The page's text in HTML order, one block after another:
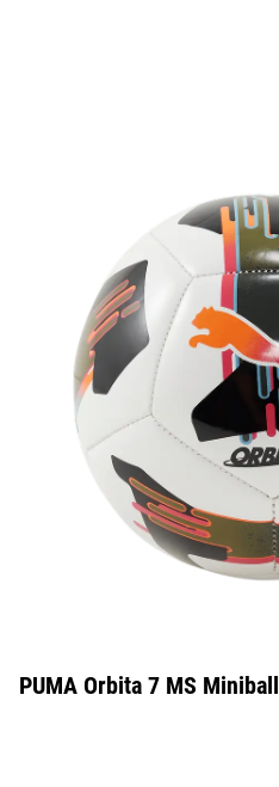
PUMA Orbita 7 MS Miniball